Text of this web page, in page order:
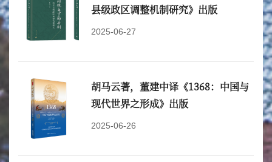
县级政区调整机制研究》出版
2025-06-27
胡马云著，董建中译《1368：中国与
现代世界之形成》出版
2025-06-26